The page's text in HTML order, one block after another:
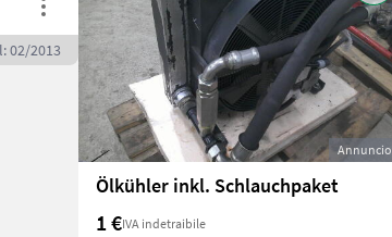
02/2013
Annuncio
Ölkühler inkl. Schlauchpaket
1 €IVA indetraibile